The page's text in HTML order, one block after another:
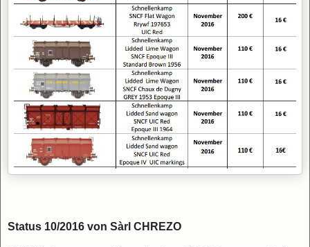
Status 10/2016 von Sàrl CHREZO